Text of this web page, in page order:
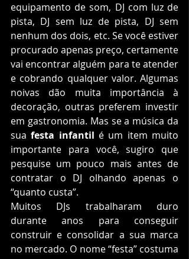
equipamento de som, DJ com luz de
pista, DJ sem luz de pista, DJ sem
nenhum dos dois, etc. Se você estiver
procurado apenas preço, certamente
vai encontrar alguém para te atender
e cobrando qualquer valor. Algumas
noivas dão muita importância à
decoração, outras preferem investir
em gastronomia. Mas se a música da
sua festa infantil é um item muito
importante para você, sugiro que
pesquise um pouco mais antes de
contratar o DJ olhando apenas o
“quanto custa”.
Muitos DJs trabalharam duro
durante anos para conseguir
construir e consolidar a sua marca
no mercado. O nome “festa” costuma